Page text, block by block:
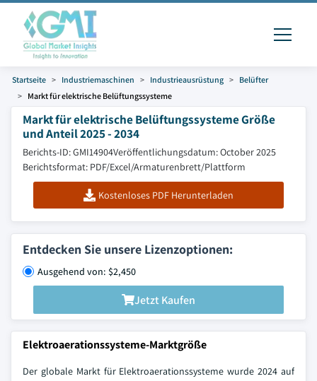
Startseite Industriemaschinen Industrieausrüstung
Belüfter
Markt für elektrische Belüftungssysteme
Markt für elektrische Belüftungssysteme Größe
und Anteil 2025 - 2034
Berichts-ID: GMI14904Veröffentlichungsdatum: October 2025
Berichtsformat: PDF/Excel/Armaturenbrett/Plattform
Kostenloses PDF Herunterladen
Entdecken Sie unsere Lizenzoptionen:
Ausgehend von: $2,450
Jetzt Kaufen
Elektroaerationssysteme-Marktgröße
Der globale Markt für Elektroaerationssysteme wurde 2024 auf